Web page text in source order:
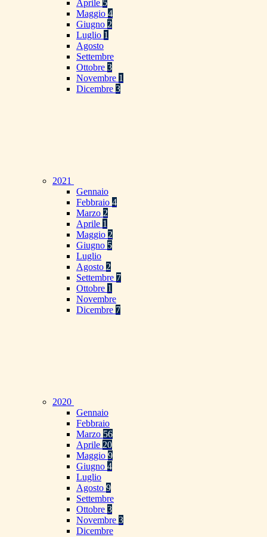
Aprile 5
Maggio 4
Giugno 2
Luglio 1
Agosto
Settembre
Ottobre 3
Novembre 1
Dicembre 3
2021
Gennaio
Febbraio 4
Marzo 2
Aprile 1
Maggio 2
Giugno 5
Luglio
Agosto 2
Settembre 7
Ottobre 1
Novembre
Dicembre 7
2020
Gennaio
Febbraio
Marzo 56
Aprile 20
Maggio 9
Giugno 4
Luglio
Agosto 9
Settembre
Ottobre 3
Novembre 3
Dicembre